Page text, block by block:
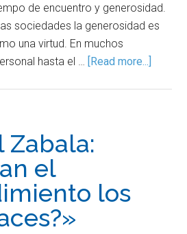
de encuentro y generosidad.
sociedades la generosidad es
una virtud. En muchos
hasta el … [Read more...]
Zabala:
el
los